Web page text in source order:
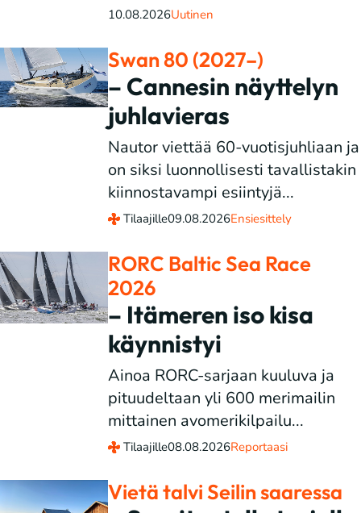
10.08.2026Uutinen
Swan 80 (2027–)
– Cannesin näyttelyn
juhlavieras
Nautor viettää 60-vuotisjuhliaan ja
on siksi luonnollisesti tavallistakin
kiinnostavampi esiintyjä...
Tilaajille09.08.2026Ensiesittely
RORC Baltic Sea Race
2026
– Itämeren iso kisa
käynnistyi
Ainoa RORC-sarjaan kuuluva ja
pituudeltaan yli 600 merimailin
mittainen avomerikilpailu...
Tilaajille08.08.2026Reportaasi
Vietä talvi Seilin saaressa